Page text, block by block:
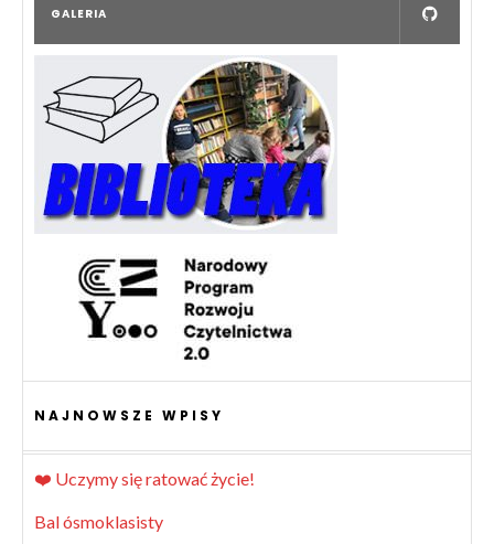
GALERIA
NAJNOWSZE WPISY
❤️ Uczymy się ratować życie!
Bal ósmoklasisty